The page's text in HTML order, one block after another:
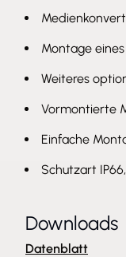
Montage
Weiteres
Vormontierte
Einfache
Schutzart
Downloads
Datenblatt